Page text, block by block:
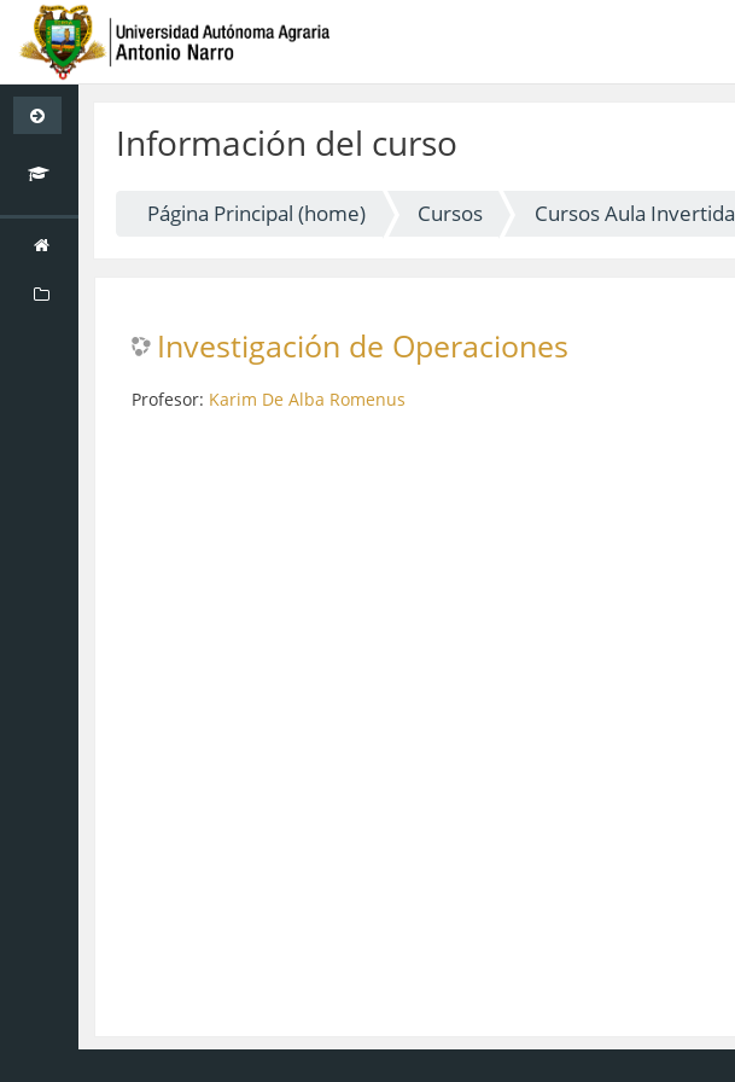
Saltar
contenidoInformación del curso
Página Principal (home) Cursos Cursos Aula Invertida
Investigación de Operaciones
Profesor: Karim De Alba Romenus